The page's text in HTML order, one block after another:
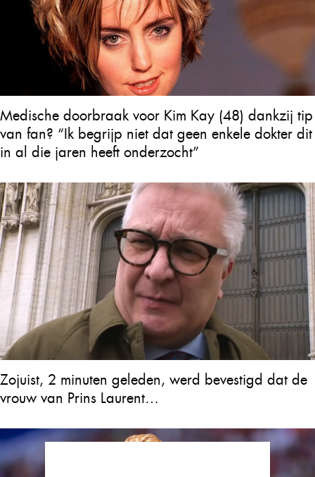
Medische doorbraak voor Kim Kay (48) dankzij tip
van fan? “Ik begrijp niet dat geen enkele dokter dit
in al die jaren heeft onderzocht”
Zojuist, 2 minuten geleden, werd bevestigd dat de
vrouw van Prins Laurent…